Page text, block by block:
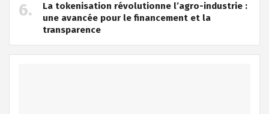
La tokenisation révolutionne l’agro-industrie :
une avancée pour le financement et la
transparence